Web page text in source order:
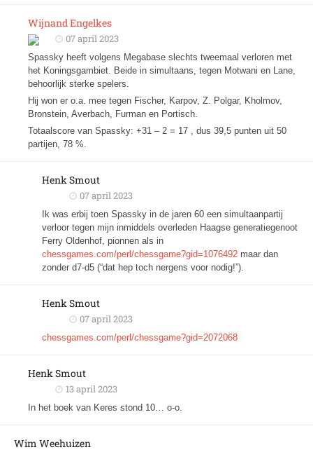
Wijnand Engelkes
07 april 2023
Spassky heeft volgens Megabase slechts tweemaal verloren met
het Koningsgambiet. Beide in simultaans, tegen Motwani en Lane,
behoorlijk sterke spelers.
Hij won er o.a. mee tegen Fischer, Karpov, Z. Polgar, Kholmov,
Bronstein, Averbach, Furman en Portisch.
Totaalscore van Spassky: +31 – 2 = 17 , dus 39,5 punten uit 50
partijen, 78 %.
Henk Smout
07 april 2023
Ik was erbij toen Spassky in de jaren 60 een simultaanpartij
verloor tegen mijn inmiddels overleden Haagse generatiegenoot
Ferry Oldenhof, pionnen als in
chessgames.com/perl/chessgame?gid=1076492 maar dan
zonder d7-d5 (“dat hep toch nergens voor nodig!”).
Henk Smout
07 april 2023
chessgames.com/perl/chessgame?gid=2072068
Henk Smout
13 april 2023
In het boek van Keres stond 10… o-o.
Wim Weehuizen